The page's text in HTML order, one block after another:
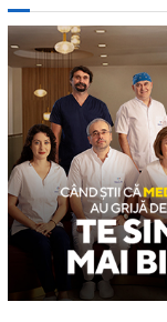
r
c
h